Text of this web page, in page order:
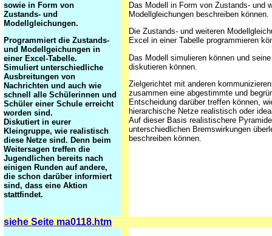
sowie in Form von
Zustands- und
Modellgleichungen.
Programmiert die Zustands-
und Modellgeichungen in
einer Excel-Tabelle.
Simuliert unterschiedliche
Ausbreitungen von
Nachrichten und auch wie
schnell alle Schülerinnen und
Schüler einer Schule erreicht
worden sind.
Diskutiert in eurer
Kleingruppe, wie realistisch
diese Netze sind. Denn beim
Weitersagen treffen die
Jugendlichen bereits nach
einigen Runden auf andere,
die schon darüber informiert
sind, dass eine Aktion
stattfindet.
Das Modell in Form von Zustands- und
Modellgleichungen beschreiben können.
Die Zustands- und weiteren
Excel in einer Tabelle programmieren
Das Modell simulieren können und
diskutieren können.
Zielgerichtet mit anderen
zusammen eine abgestimmte und
Entscheidung darüber treffen können,
hierarchische Netze realistisch oder
Auf dieser Basis realistischere
unterschiedlichen Bremswirkungen
beschreiben können.
siehe Seite ma0118.htm